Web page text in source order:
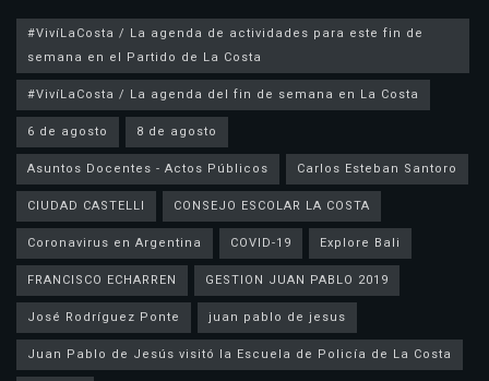
#VivíLaCosta / La agenda de actividades para este fin de
semana en el Partido de La Costa
#VivíLaCosta / La agenda del fin de semana en La Costa
6 de agosto
8 de agosto
Asuntos Docentes - Actos Públicos
Carlos Esteban Santoro
CIUDAD CASTELLI
CONSEJO ESCOLAR LA COSTA
Coronavirus en Argentina
COVID-19
Explore Bali
FRANCISCO ECHARREN
GESTION JUAN PABLO 2019
José Rodríguez Ponte
juan pablo de jesus